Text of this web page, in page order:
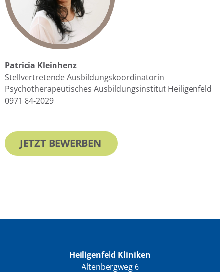
Patricia Kleinhenz
Stellvertretende Ausbildungskoordinatorin
Psychotherapeutisches Ausbildungsinstitut Heiligenfeld
0971 84-2029
JETZT BEWERBEN
Heiligenfeld Kliniken
Altenbergweg 6